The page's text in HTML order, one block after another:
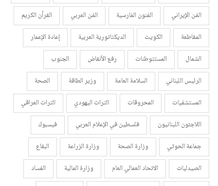
الفن الإيراني
الفنون الفارسية الفن العربي
القرأن الكريم
المقاطعة
الكويت الديكتاتورية العربية
إعادة الإعمار
الشمال
المستتوطنات رفع الأنقاض
الجنوب
الرئيس اللبناني
السلامة العامة وزير الطاقة
الصحة
المستشفيات
المحروقات التراث اليهودي
التراث العراقي
اللاجئون اللبنانيون
فلسطين في الإعلام العربي
فيسبوك
جماعة الحوثي
وزارة الصحة وزارة الزراعة
البقاع
الصيدليات
الاتحاد العمالي العام وزارة المالية
الفساد